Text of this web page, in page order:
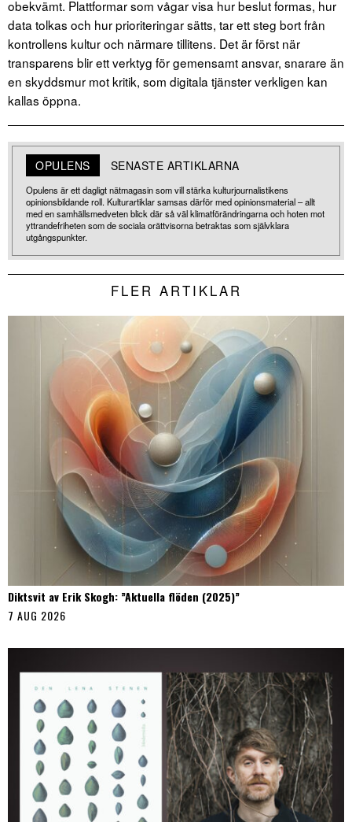
obekvämt. Plattformar som vågar visa hur beslut formas, hur
data tolkas och hur prioriteringar sätts, tar ett steg bort från
kontrollens kultur och närmare tillitens. Det är först när
transparens blir ett verktyg för gemensamt ansvar, snarare än
en skyddsmur mot kritik, som digitala tjänster verkligen kan
kallas öppna.
OPULENS SENASTE ARTIKLARNA
Opulens är ett dagligt nätmagasin som vill stärka kulturjournalistikens
opinionsbildande roll. Kulturartiklar samsas därför med opinionsmaterial – allt
med en samhällsmedveten blick där så väl klimatförändringarna och hoten mot
yttrandefriheten som de sociala orättvisorna betraktas som självklara
utgångspunkter.
FLER ARTIKLAR
Diktsvit av Erik Skogh: ”Aktuella flöden (2025)”
7 AUG 2026